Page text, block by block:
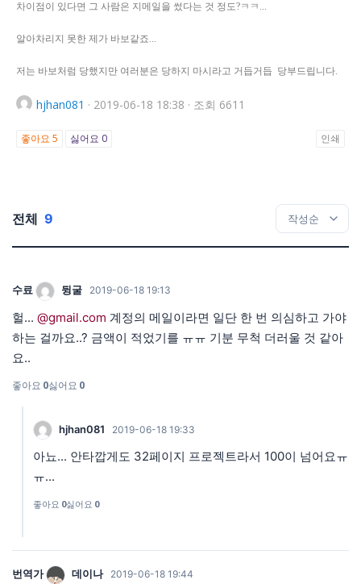
차이점이 있다면 그 사람은 지메일을 썼다는 것 정도?ㅋㅋ...
알아차리지 못한 제가 바보같죠...
저는 바보처럼 당했지만 여러분은 당하지 마시라고 거듭거듭 당부드립니다.
hjhan081 · 2019-06-18 18:38 · 조회 6611
좋아요 5 싫어요 0 인쇄
전체 9
수료 뒹굴 2019-06-18 19:13
헐... @gmail.com 계정의 메일이라면 일단 한 번 의심하고 가야
하는 걸까요..? 금액이 적었기를 ㅠㅠ 기분 무척 더러울 것 같아
요..
좋아요 0싫어요 0
hjhan081 2019-06-18 19:33
아뇨... 안타깝게도 32페이지 프로젝트라서 100이 넘어요ㅠ
ㅠ...
좋아요 0싫어요 0
번역가 데이나 2019-06-18 19:44